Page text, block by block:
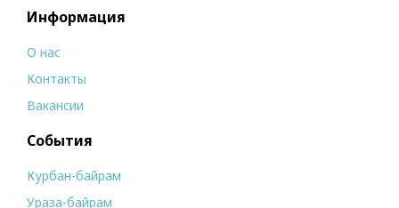
Информация
О нас
Контакты
Вакансии
События
Курбан-байрам
Ураза-байрам